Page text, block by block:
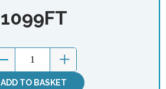
1099FT
ADD TO BASKET